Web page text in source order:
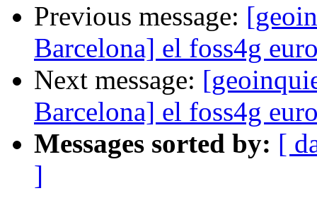
Previous message:
Barcelona] el foss4g
Next message:
Barcelona] el foss4g
Messages sorted by: [
]